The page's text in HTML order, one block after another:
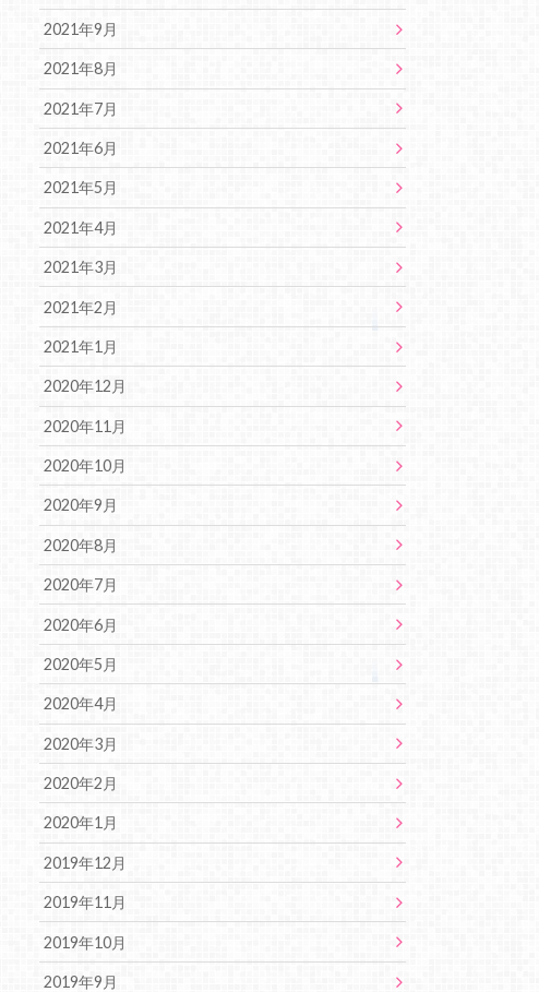
2021年9月
2021年8月
2021年7月
2021年6月
2021年5月
2021年4月
2021年3月
2021年2月
2021年1月
2020年12月
2020年11月
2020年10月
2020年9月
2020年8月
2020年7月
2020年6月
2020年5月
2020年4月
2020年3月
2020年2月
2020年1月
2019年12月
2019年11月
2019年10月
2019年9月